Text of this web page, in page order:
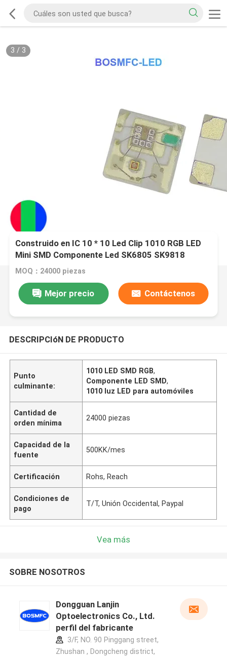
3 / 3
Construido en IC 10 * 10 Led Clip 1010 RGB LED
Mini SMD Componente Led SK6805 SK9818
MOQ：24000 piezas
Mejor precio Contáctenos
DESCRIPCIóN DE PRODUCTO
Punto
culminante:
1010 LED SMD RGB,
Componente LED SMD,
1010 luz LED para automóviles
Cantidad de
orden mínima
24000 piezas
Capacidad de la
fuente
500KK/mes
Certificación Rohs, Reach
Condiciones de
pago
T/T, Unión Occidental, Paypal
Vea más
SOBRE NOSOTROS
Dongguan Lanjin
Optoelectronics Co., Ltd.
perfil del fabricante
3/F, NO. 90 Pinggang street,
Zhushan , Dongcheng district,